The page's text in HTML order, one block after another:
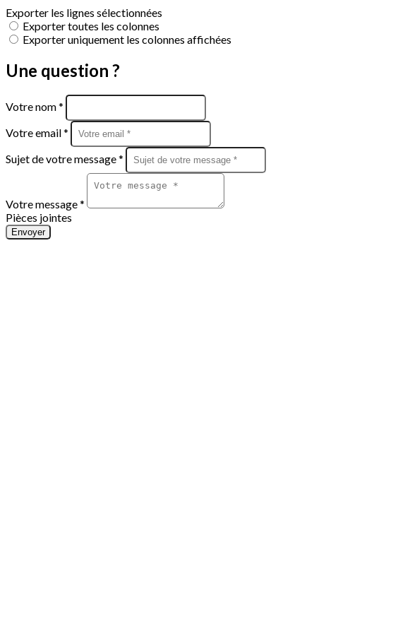
Exporter les lignes sélectionnées
Exporter toutes les colonnes
Exporter uniquement les colonnes affichées
Une question ?
Votre nom *
Votre email *
Sujet de votre message *
Votre message *
Pièces jointes
Envoyer